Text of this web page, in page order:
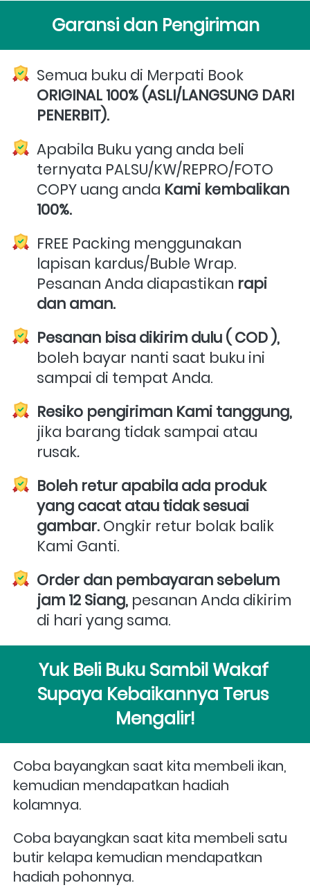
Garansi dan Pengiriman
ORIGINAL 100% (ASLI/LANGSUNG DARI
PENERBIT).
Apabila Buku yang anda beli
ternyata PALSU/KW/REPRO/FOTO
COPY uang anda Kami kembalikan
100%.
FREE Packing menggunakan
lapisan kardus/Buble Wrap.
Pesanan Anda diapastikan rapi
dan aman.
Pesanan bisa dikirim dulu ( COD ),
boleh bayar nanti saat buku ini
sampai di tempat Anda.
Resiko pengiriman Kami tanggung,
jika barang tidak sampai atau
rusak.
Boleh retur apabila ada produk
yang cacat atau tidak sesuai
gambar. Ongkir retur bolak balik
Kami Ganti.
Order dan pembayaran sebelum
jam 12 Siang, pesanan Anda dikirim
di hari yang sama.
Yuk Beli Buku Sambil Wakaf
Supaya Kebaikannya Terus
Mengalir!
Coba bayangkan saat kita membeli ikan,
kemudian mendapatkan hadiah
kolamnya.
Coba bayangkan saat kita membeli satu
butir kelapa kemudian mendapatkan
hadiah pohonnya.